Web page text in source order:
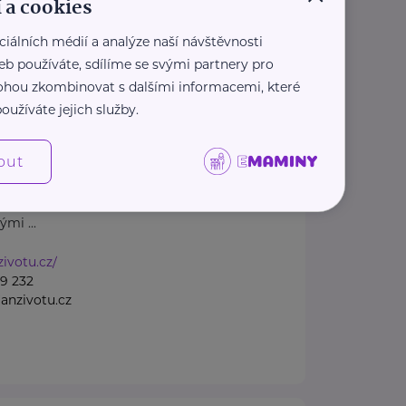
207
společnost
/27
společnost Dlaň životu
...
232
cookies
médií a analýze naší návštěvnosti
používáte, sdílíme se svými partnery pro
zkombinovat s dalšími informacemi, které
jejich služby.